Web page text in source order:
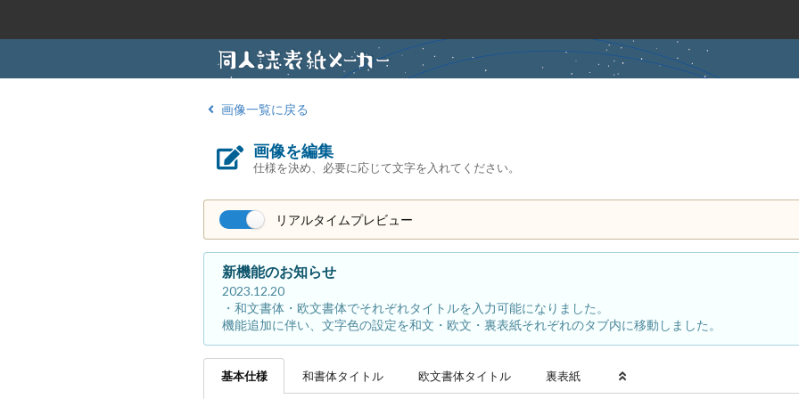
画像一覧に戻る
画像を編集
仕様を決め、必要に応じて文字を入れてください。
リアルタイムプレビュー
新機能のお知らせ
2023.12.20
・和文書体・欧文書体でそれぞれタイトルを入力可能になりました。
機能追加に伴い、文字色の設定を和文・欧文・裏表紙それぞれのタブ内に移動しました。
基本仕様 和書体タイトル 欧文書体タイトル 裏表紙